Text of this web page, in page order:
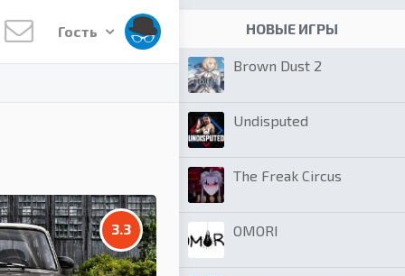
Гость
3.3
НОВЫЕ ИГРЫ
Brown Dust 2
Undisputed
The Freak Circus
OMORI